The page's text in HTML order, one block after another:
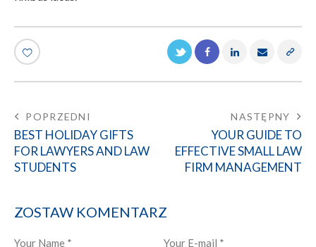
POPRZEDNI
BEST HOLIDAY GIFTS
FOR LAWYERS AND LAW
STUDENTS
NASTĘPNY
YOUR GUIDE TO
EFFECTIVE SMALL LAW
FIRM MANAGEMENT
ZOSTAW KOMENTARZ